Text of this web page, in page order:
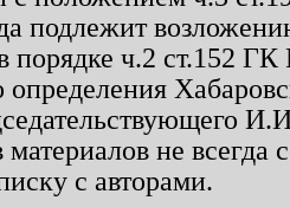
подлежит
порядке ч.2 ст.152
определения
не
с авторами.